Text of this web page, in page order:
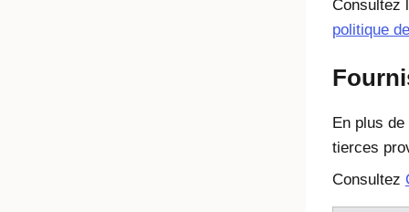
Consultez
politique
En plus
tierces
Consultez